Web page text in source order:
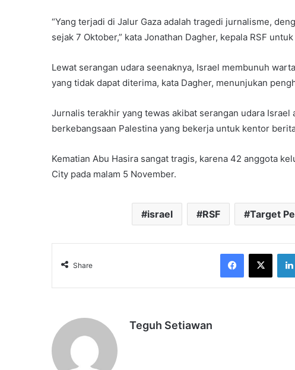
“Yang terjadi di Jalur Gaza adalah tragedi jurnalisme,
sejak 7 Oktober,” kata Jonathan Dagher, kepala RSF
Lewat serangan udara seenaknya, Israel membunuh
yang tidak dapat diterima, kata Dagher, menunjukan
Jurnalis terakhir yang tewas akibat serangan udara
berkebangsaan Palestina yang bekerja untuk kentor
Kematian Abu Hasira sangat tragis, karena 42 anggota
City pada malam 5 November.
israel RSF Target
Share
Facebook
X
Teguh Setiawan